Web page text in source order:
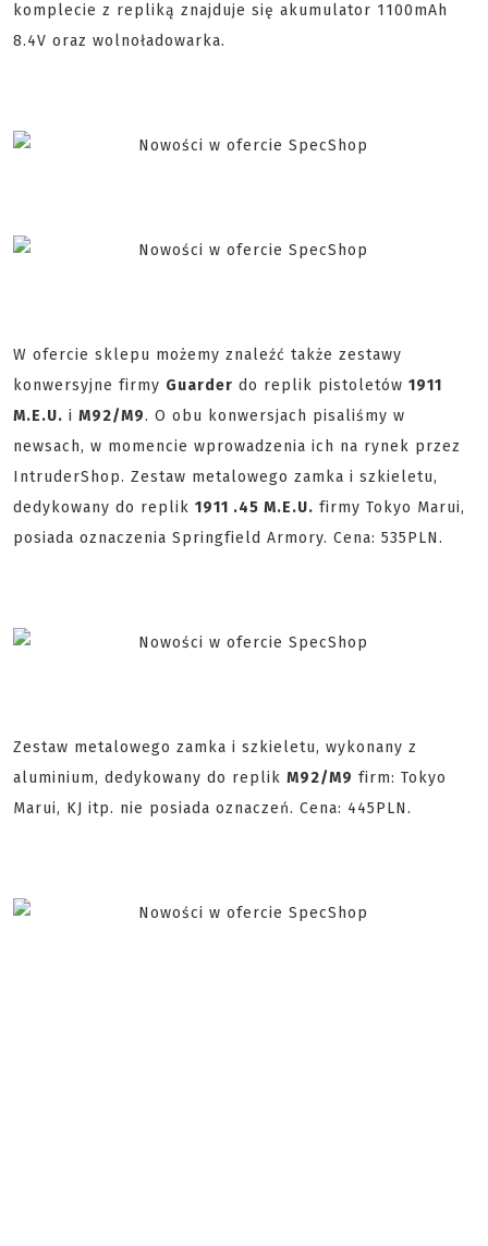
komplecie z repliką znajduje się akumulator 1100mAh
8.4V oraz wolnoładowarka.
W ofercie sklepu możemy znaleźć także zestawy
konwersyjne firmy Guarder do replik pistoletów 1911
M.E.U. i M92/M9. O obu konwersjach pisaliśmy w
newsach, w momencie wprowadzenia ich na rynek przez
IntruderShop. Zestaw metalowego zamka i szkieletu,
dedykowany do replik 1911 .45 M.E.U. firmy Tokyo Marui,
posiada oznaczenia Springfield Armory. Cena: 535PLN.
Zestaw metalowego zamka i szkieletu, wykonany z
aluminium, dedykowany do replik M92/M9 firm: Tokyo
Marui, KJ itp. nie posiada oznaczeń. Cena: 445PLN.